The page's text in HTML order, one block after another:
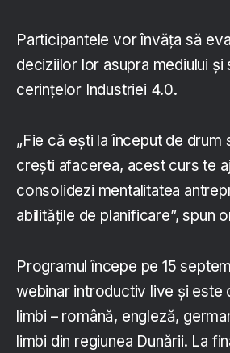
Participantele vor învăța să
deciziilor lor asupra mediului și
cerințelor Industriei 4.0.
„Fie că ești la început de drum
crești afacerea, acest curs te
consolidezi mentalitatea
abilitățile de planificare”, spun
Programul începe pe 15
webinar introductiv live și este
limbi – română, engleză,
limbi din regiunea Dunării. La